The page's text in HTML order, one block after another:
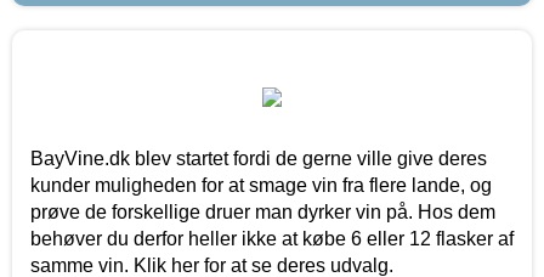
BayVine.dk blev startet fordi de gerne ville give deres
kunder muligheden for at smage vin fra flere lande, og
prøve de forskellige druer man dyrker vin på. Hos dem
behøver du derfor heller ikke at købe 6 eller 12 flasker af
samme vin. Klik her for at se deres udvalg.